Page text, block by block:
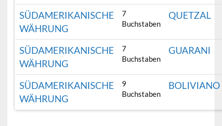
SÜDAMERIKANISCHE
WÄHRUNG
7
Buchstaben
QUETZAL
SÜDAMERIKANISCHE
WÄHRUNG
7
Buchstaben
GUARANI
SÜDAMERIKANISCHE
WÄHRUNG
9
Buchstaben
BOLIVIANO